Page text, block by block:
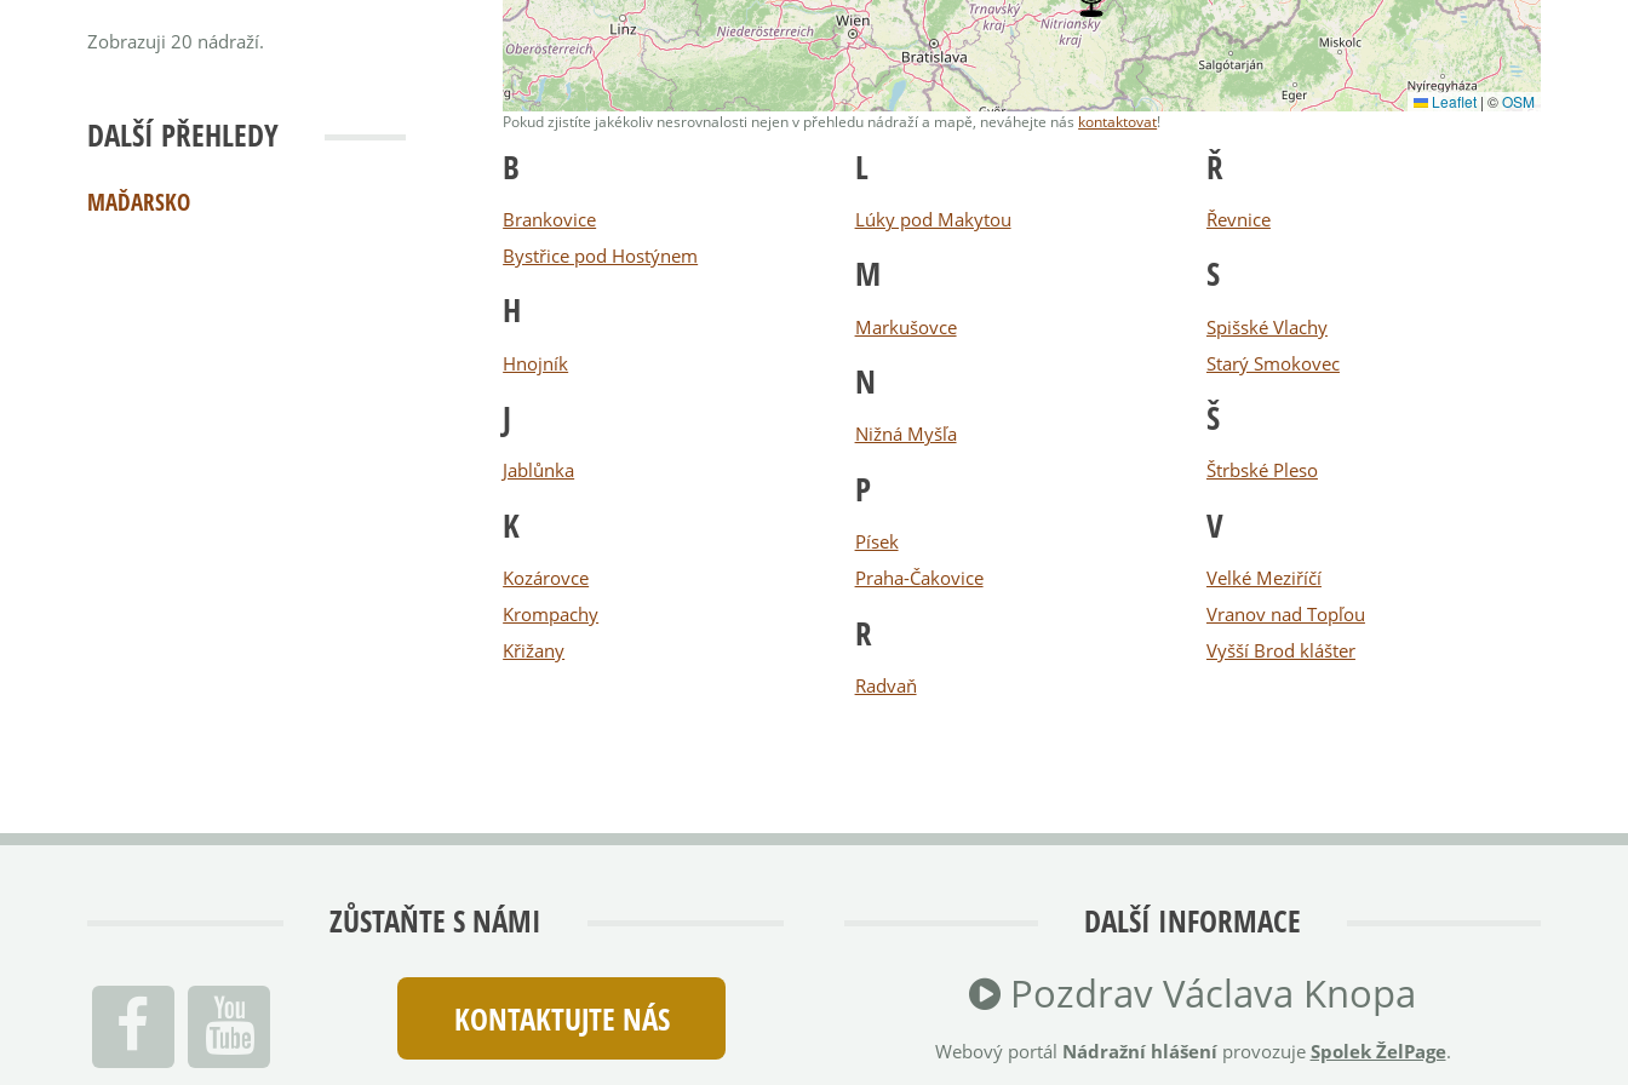
Zobrazuji 20 nádraží.
DALŠÍ PŘEHLEDY
MAĎARSKO
Leaflet | ©OSM
Pokud zjistíte jakékoliv nesrovnalosti nejen v přehledu nádraží a mapě, neváhejte nás kontaktovat!
B
Brankovice
Bystřice pod Hostýnem
H
Hnojník
J
Jablůnka
K
Kozárovce
Krompachy
Křižany
L
Lúky pod Makytou
M
Markušovce
N
Nižná Myšľa
P
Písek
Praha-Čakovice
R
Radvaň
Ř
Řevnice
S
Spišské Vlachy
Starý Smokovec
Š
Štrbské Pleso
V
Velké Meziříčí
Vranov nad Topľou
Vyšší Brod klášter
ZŮSTAŇTE S NÁMI
KONTAKTUJTE NÁS
DALŠÍ INFORMACE
Pozdrav Václava Knopa
Webový portál Nádražní hlášeníprovozuje Spolek ŽelPage.